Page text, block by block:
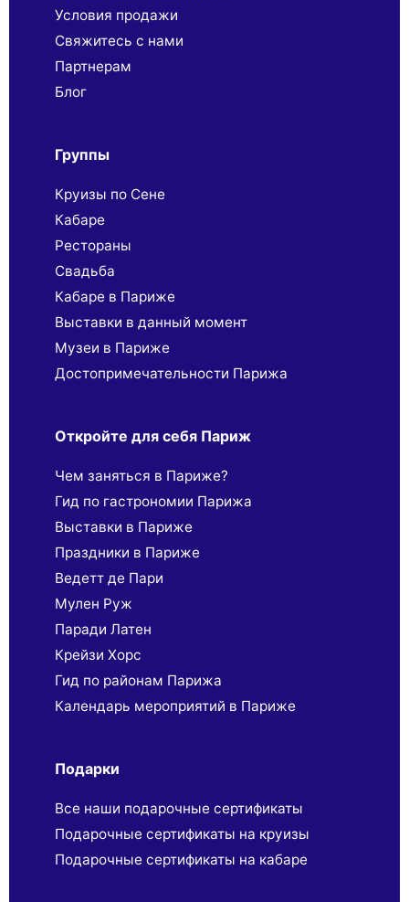
Условия продажи
Свяжитесь с нами
Партнерaм
Блог
Группы
Круизы по Сене
Кабаре
Рестораны
Свадьба
Кабаре в Париже
Выставки в данный момент
Музеи в Париже
Достопримечательности Парижа
Откройте для себя Париж
Чем заняться в Париже?
Гид по гастрономии Парижа
Выставки в Париже
Праздники в Париже
Ведетт де Пари
Мулен Руж
Паради Латен
Крейзи Хорс
Гид по районам Парижа
Календарь мероприятий в Париже
Подарки
Все наши подарочные сертификаты
Подарочные сертификаты на круизы
Подарочные сертификаты на кабаре